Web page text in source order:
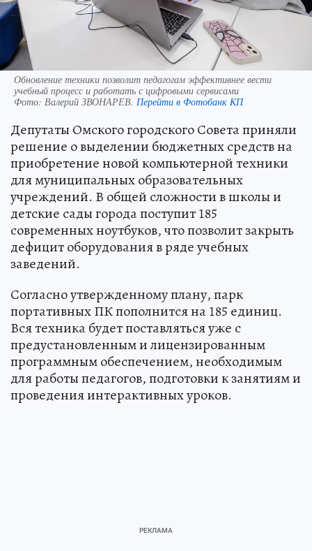
Обновление техники позволит педагогам эффективнее вести
учебный процесс и работать с цифровыми сервисами
Фото: Валерий ЗВОНАРЕВ. Перейти в Фотобанк КП
Депутаты Омского городского Совета приняли
решение о выделении бюджетных средств на
приобретение новой компьютерной техники
для муниципальных образовательных
учреждений. В общей сложности в школы и
детские сады города поступит 185
современных ноутбуков, что позволит закрыть
дефицит оборудования в ряде учебных
заведений.
Согласно утвержденному плану, парк
портативных ПК пополнится на 185 единиц.
Вся техника будет поставляться уже с
предустановленным и лицензированным
программным обеспечением, необходимым
для работы педагогов, подготовки к занятиям и
проведения интерактивных уроков.